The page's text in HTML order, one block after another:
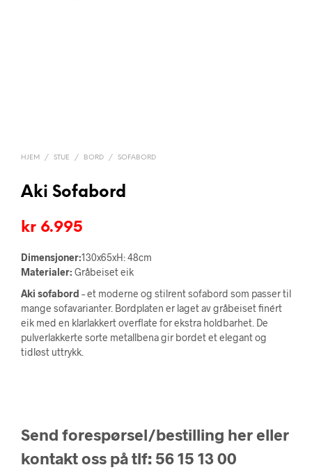
HJEM / STUE / BORD / SOFABORD
Aki Sofabord
kr 6.995
Dimensjoner:130x65xH: 48cm
Materialer:Gråbeiset eik
Aki sofabord – et moderne og stilrent sofabord som passer til
mange sofavarianter. Bordplaten er laget av gråbeiset finért
eik med en klarlakkert overflate for ekstra holdbarhet. De
pulverlakkerte sorte metallbena gir bordet et elegant og
tidløst uttrykk.
Send forespørsel/bestilling her eller
kontakt oss på tlf: 56 15 13 00